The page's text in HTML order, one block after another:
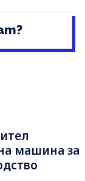
машина за